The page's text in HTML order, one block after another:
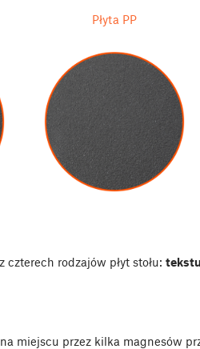
Płyta PP
czterech rodzajów płyt stołu:
miejscu przez kilka magnesów